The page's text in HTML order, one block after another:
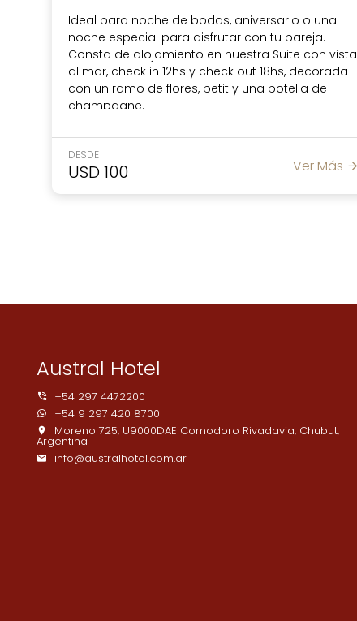
Ideal para noche de bodas, aniversario o una
noche especial para disfrutar con tu pareja.
Consta de alojamiento en nuestra Suite con vista
al mar, check in 12hs y check out 18hs, decorada
con un ramo de flores, petit y una botella de
champagne.
Tunet para dos personas (domingos y feriados
cerrado), desayuno en la habitación y
estacionamiento.
Reservá tu noche especial al 2974208700
DESDE
USD 100 Ver Más
Austral Hotel
+54 297 4472200
+54 9 297 420 8700
Moreno 725, U9000DAE Comodoro Rivadavia, Chubut,
Argentina
info@australhotel.com.ar